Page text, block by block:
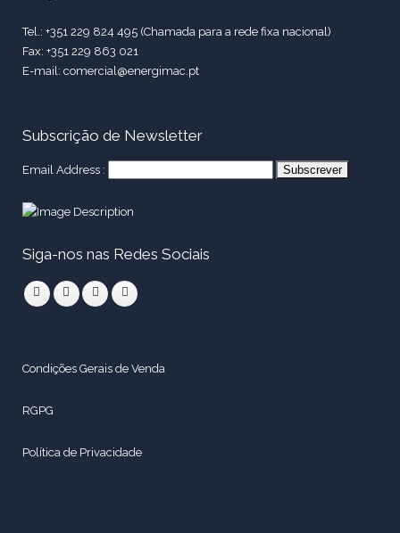
Tel.: +351 229 824 495 (Chamada para a rede fixa nacional)
Fax: +351 229 863 021
E-mail: comercial@energimac.pt
Subscrição de Newsletter
Email Address :
Siga-nos nas Redes Sociais
Condições Gerais de Venda
RGPG
Política de Privacidade